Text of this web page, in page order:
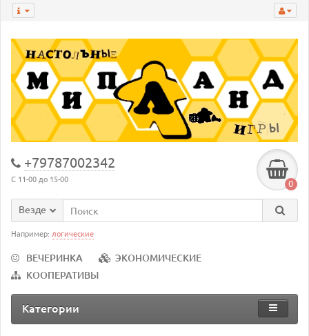
+79787002342
С 11-00 до 15-00 0
Везде
Например: логические
ВЕЧЕРИНКА
ЭКОНОМИЧЕСКИЕ
КООПЕРАТИВЫ
Категории